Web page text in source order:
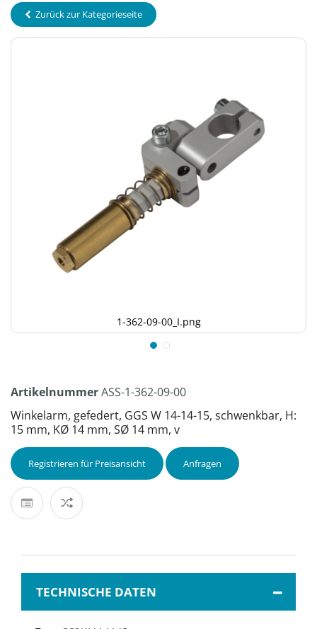
Zurück zur Kategorieseite
1-362-09-00_I.png
ArtikelnummerASS-1-362-09-00
Winkelarm, gefedert, GGS W 14-14-15, schwenkbar, H:
15 mm, KØ 14 mm, SØ 14 mm, v
Registrieren für Preisansicht Anfragen
TECHNISCHE DATEN